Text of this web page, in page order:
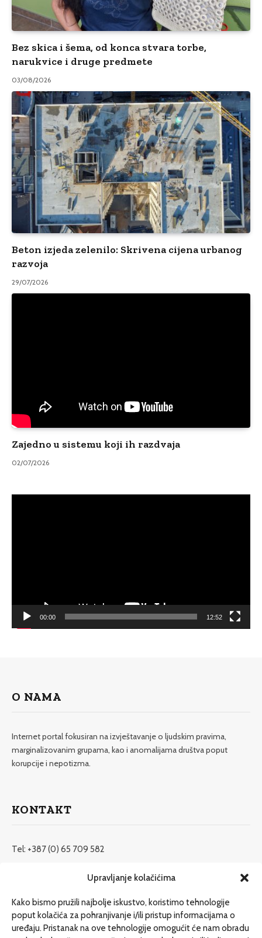
Upravljanje kolačićima
Kako bismo pružili najbolje iskustvo, koristimo tehnologije
poput kolačića za pohranjivanje i/ili pristup informacijama o
uređaju. Pristanak na ove tehnologije omogućit će nam obradu
Bez skica i šema, od konca stvara torbe,
narukvice i druge predmete
03/08/2026
Beton izjeda zelenilo: Skrivena cijena urbanog
razvoja
29/07/2026
Zajedno u sistemu koji ih razdvaja
02/07/2026
00:00 12:52
O NAMA
Internet portal fokusiran na izvještavanje o ljudskim pravima,
marginalizovanim grupama, kao i anomalijama društva poput
korupcije i nepotizma.
KONTAKT
Tel: +387 (0) 65 709 582
redakcija@etrafika.net
Dosije